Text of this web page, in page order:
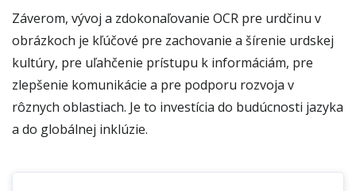
Záverom, vývoj a zdokonaľovanie OCR pre urdčinu v
obrázkoch je kľúčové pre zachovanie a šírenie urdskej
kultúry, pre uľahčenie prístupu k informáciám, pre
zlepšenie komunikácie a pre podporu rozvoja v
rôznych oblastiach. Je to investícia do budúcnosti jazyka
a do globálnej inklúzie.